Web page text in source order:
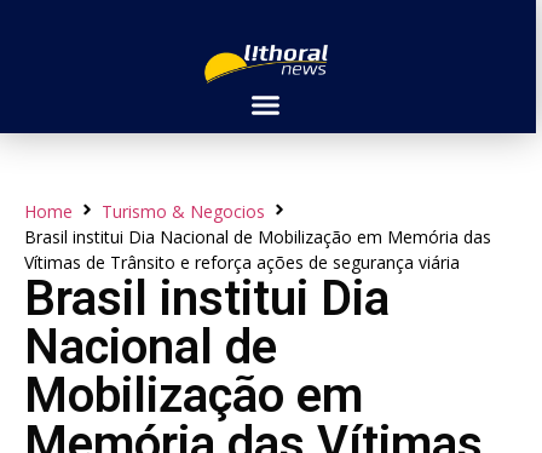
Home
Turismo & Negocios
Brasil institui Dia Nacional de Mobilização em Memória das
Vítimas de Trânsito e reforça ações de segurança viária
Brasil institui Dia
Nacional de
Mobilização em